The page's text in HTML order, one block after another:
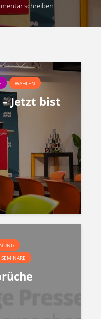
schreiben
WAHLEN
Jetzt bist
SEMINARE